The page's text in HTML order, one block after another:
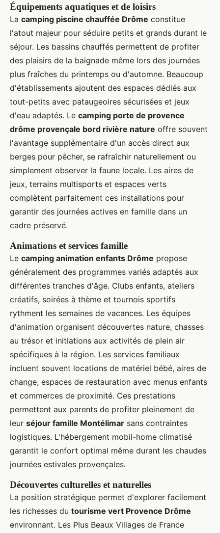
Équipements aquatiques et de loisirs
La camping piscine chauffée Drôme constitue
l'atout majeur pour séduire petits et grands durant le
séjour. Les bassins chauffés permettent de profiter
des plaisirs de la baignade même lors des journées
plus fraîches du printemps ou d'automne. Beaucoup
d'établissements ajoutent des espaces dédiés aux
tout-petits avec pataugeoires sécurisées et jeux
d'eau adaptés. Le camping porte de provence
drôme provençale bord rivière nature offre souvent
l'avantage supplémentaire d'un accès direct aux
berges pour pêcher, se rafraîchir naturellement ou
simplement observer la faune locale. Les aires de
jeux, terrains multisports et espaces verts
complètent parfaitement ces installations pour
garantir des journées actives en famille dans un
cadre préservé.
Animations et services famille
Le camping animation enfants Drôme propose
généralement des programmes variés adaptés aux
différentes tranches d'âge. Clubs enfants, ateliers
créatifs, soirées à thème et tournois sportifs
rythment les semaines de vacances. Les équipes
d'animation organisent découvertes nature, chasses
au trésor et initiations aux activités de plein air
spécifiques à la région. Les services familiaux
incluent souvent locations de matériel bébé, aires de
change, espaces de restauration avec menus enfants
et commerces de proximité. Ces prestations
permettent aux parents de profiter pleinement de
leur séjour famille Montélimar sans contraintes
logistiques. L'hébergement mobil-home climatisé
garantit le confort optimal même durant les chaudes
journées estivales provençales.
Découvertes culturelles et naturelles
La position stratégique permet d'explorer facilement
les richesses du tourisme vert Provence Drôme
environnant. Les Plus Beaux Villages de France